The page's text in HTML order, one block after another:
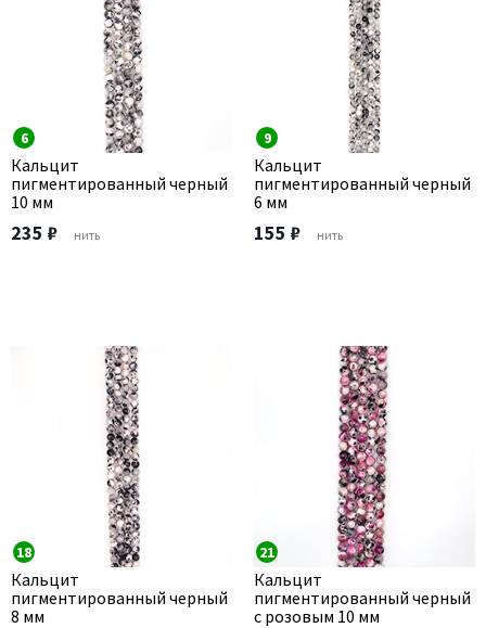
6
Кальцит
пигментированный черный
10 мм
235 ₽ нить
9
Кальцит
пигментированный черный
6 мм
155 ₽ нить
18
Кальцит
пигментированный черный
8 мм
21
Кальцит
пигментированный черный
с розовым 10 мм